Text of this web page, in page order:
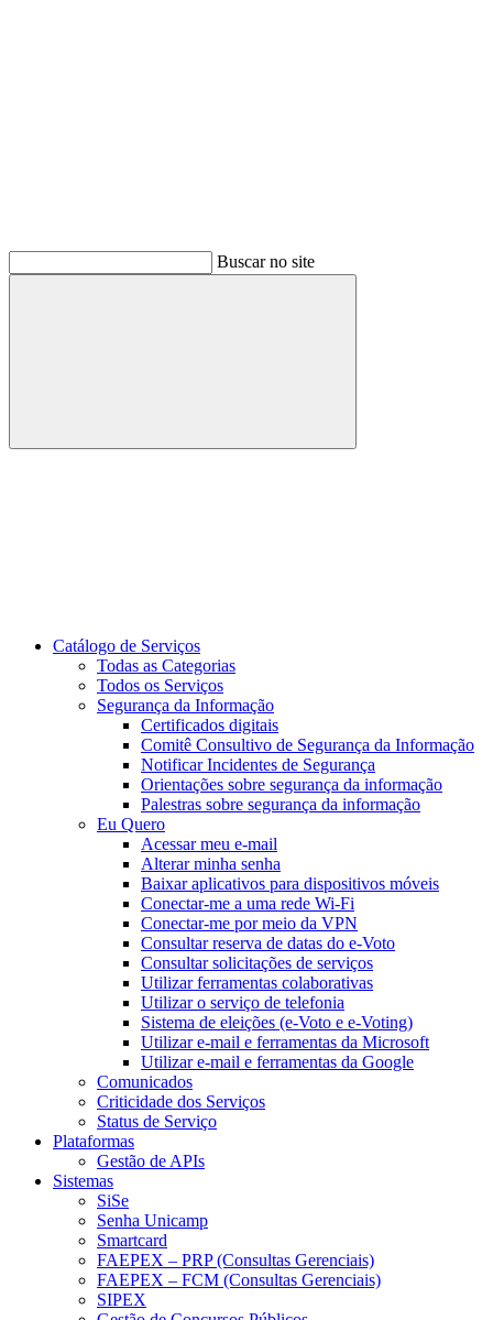
Buscar no site
Buscar
Catálogo de Serviços
Todas as Categorias
Todos os Serviços
Segurança da Informação
Certificados digitais
Comitê Consultivo de Segurança da Informação
Notificar Incidentes de Segurança
Orientações sobre segurança da informação
Palestras sobre segurança da informação
Eu Quero
Acessar meu e-mail
Alterar minha senha
Baixar aplicativos para dispositivos móveis
Conectar-me a uma rede Wi-Fi
Conectar-me por meio da VPN
Consultar reserva de datas do e-Voto
Consultar solicitações de serviços
Utilizar ferramentas colaborativas
Utilizar o serviço de telefonia
Sistema de eleições (e-Voto e e-Voting)
Utilizar e-mail e ferramentas da Microsoft
Utilizar e-mail e ferramentas da Google
Comunicados
Criticidade dos Serviços
Status de Serviço
Plataformas
Gestão de APIs
Sistemas
SiSe
Senha Unicamp
Smartcard
FAEPEX – PRP (Consultas Gerenciais)
FAEPEX – FCM (Consultas Gerenciais)
SIPEX